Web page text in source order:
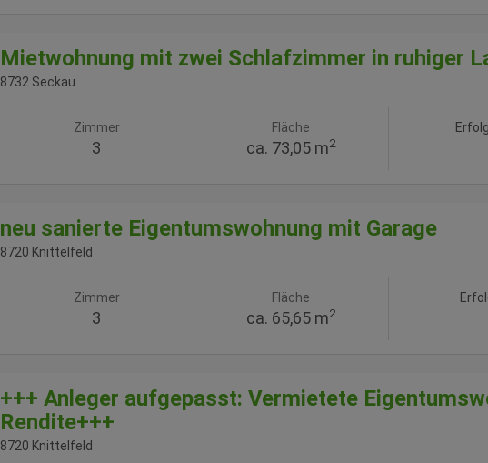
Mietwohnung mit zwei Schlafzimmer in ruhiger
8732 Seckau
Zimmer
3
Fläche
ca. 73,05 m2
neu sanierte Eigentumswohnung mit Garage
8720 Knittelfeld
Zimmer
3
Fläche
ca. 65,65 m2
+++ Anleger aufgepasst: Vermietete
Rendite+++
8720 Knittelfeld